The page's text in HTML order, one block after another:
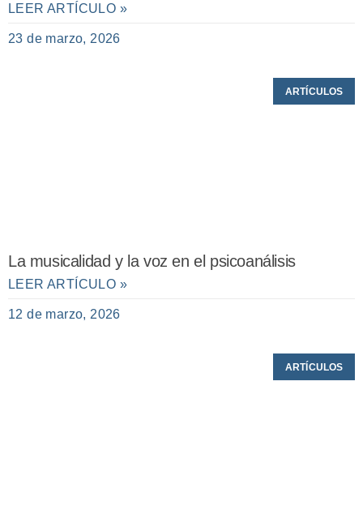
LEER ARTÍCULO »
23 de marzo, 2026
ARTÍCULOS
La musicalidad y la voz en el psicoanálisis
LEER ARTÍCULO »
12 de marzo, 2026
ARTÍCULOS